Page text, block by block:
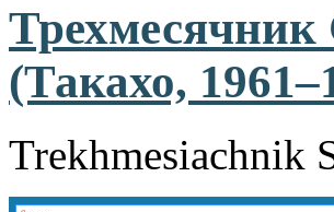
(Такахо,
Trekhmesiachnik